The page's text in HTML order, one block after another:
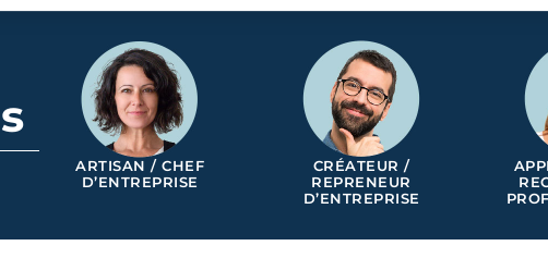
ARTISAN / CHEF
D’ENTREPRISE
CRÉATEUR /
REPRENEUR
D’ENTREPRISE